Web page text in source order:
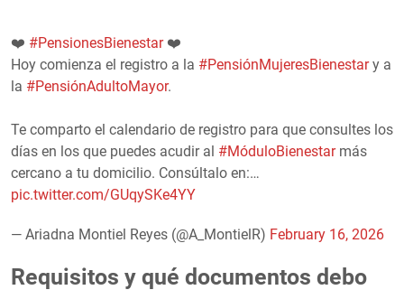
❤️ #PensionesBienestar❤️
Hoy comienza el registro a la #PensiónMujeresBienestary a
la #PensiónAdultoMayor.
Te comparto el calendario de registro para que consultes los
días en los que puedes acudir al #MóduloBienestarmás
cercano a tu domicilio. Consúltalo en:…
pic.twitter.com/GUqySKe4YY
— Ariadna Montiel Reyes (@A_MontielR) February 16, 2026
Requisitos y qué documentos debo